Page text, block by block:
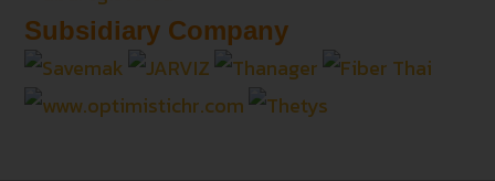
Subsidiary Company